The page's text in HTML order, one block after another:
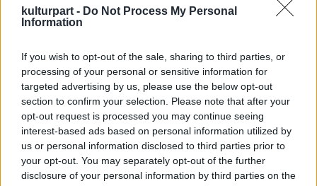
kulturpart - Do Not Process My Personal
Information
If you wish to opt-out of the sale, sharing to third parties, or
processing of your personal or sensitive information for
targeted advertising by us, please use the below opt-out
section to confirm your selection. Please note that after your
opt-out request is processed you may continue seeing
interest-based ads based on personal information utilized by
us or personal information disclosed to third parties prior to
your opt-out. You may separately opt-out of the further
disclosure of your personal information by third parties on the
Mint megjegyezte, a koncert utáni
hogy az esemény apropóján olyan emberek
beszélgettek egymással, akiknek, bár egy
településen élnek, még nem volt alkalmuk
erre.
A Kaláka együttes vezetője kiemelte, hogy a
koncert megszervezését Balog Zoltán, a
Közigazgatási és Igazságügyi Minisztérium
társadalmi felzárkózásért felelős államtitkára